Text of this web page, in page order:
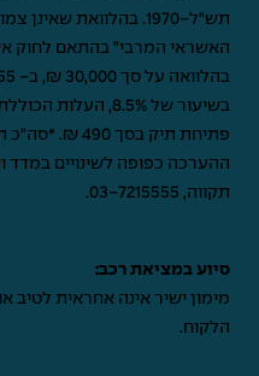
תש"ל-1970. בהלוואת
תקווה, 03-7215555
.
סיוע במציאת רכב:
מימון ישיר אינה אחראית לטיב
הלקוח.